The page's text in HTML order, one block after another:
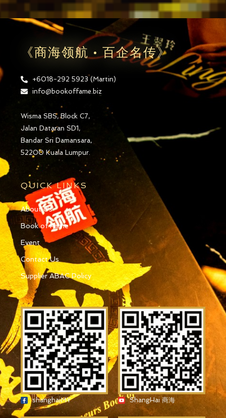
《商海领航 • 百企名传》
+6018-292 5923 (Martin)
info@bookoffame.biz
Wisma SBS, Block C7,
Jalan Dataran SD1,
Bandar Sri Damansara,
52200 Kuala Lumpur.
QUICK LINKS
About Us
Book of Fame
Event
Contact Us
Supplier ABAC Policy
shanghaiMY ShangHai 商海